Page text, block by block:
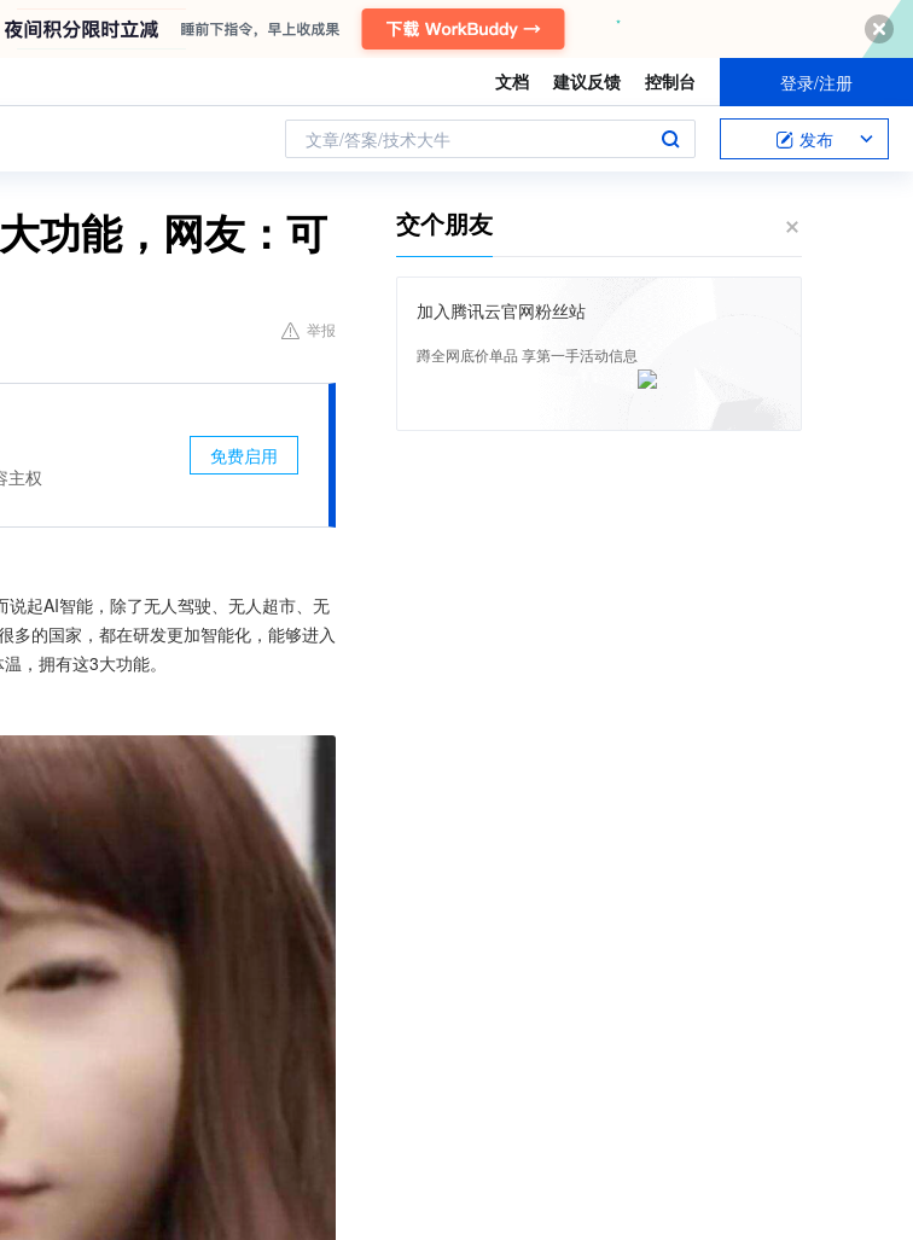
文档 建议反馈 控制台 登录/注册
文章/答案/技术大牛 发布
功能，网友：可
举报
主权
免费启用
起AI智能，除了无人驾驶、无人超市、无
多的国家，都在研发更加智能化，能够进入
，拥有这3大功能。
交个朋友
加入腾讯云官网粉丝站
蹲全网底价单品 享第一手活动信息